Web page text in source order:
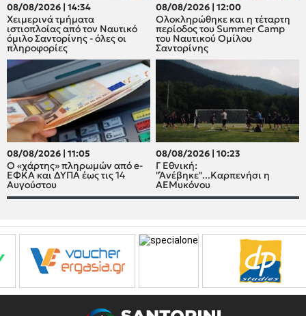
08/08/2026 | 14:34
Χειμερινά τμήματα
ιστιοπλοίας από τον Ναυτικό
όμιλο Σαντορίνης - όλες οι
πληροφορίες
08/08/2026 | 12:00
Oλοκληρώθηκε και η τέταρτη
περίοδος του Summer Camp
του Ναυτικού Ομίλου
Σαντορίνης
08/08/2026 | 11:05
Ο «χάρτης» πληρωμών από e-
ΕΦΚΑ και ΔΥΠΑ έως τις 14
Αυγούστου
08/08/2026 | 10:23
Γ Εθνική:
"Άνέβηκε"...Καρπενήσι η
ΑΕΜυκόνου